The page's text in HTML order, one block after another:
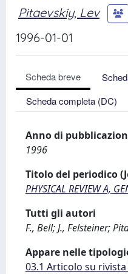
Pitaevskiy, Lev
1996-01-01
Scheda breve
Scheda completa (DC)
Anno di
1996
Titolo del periodico
PHYSICAL REVIEW A,
Tutti gli autori
F., Bell; J., Felsteiner;
Appare nelle
03.1 Articolo su